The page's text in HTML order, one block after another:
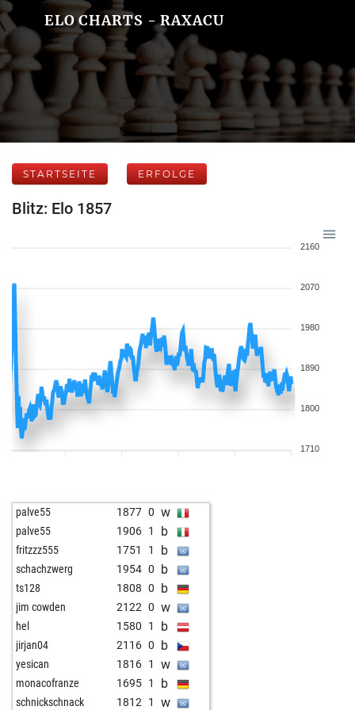
ELO CHARTS - RAXACU
STARTSEITE ERFOLGE
Blitz: Elo 1857
2160
2070
1980
1890
1800
1710
palve55 1877 0 w
palve55 1906 1 b
fritzzz555 1751 1 b
schachzwerg 1954 0 b
ts128 1808 0 b
jim cowden 2122 0 w
hel 1580 1 b
jirjan04 2116 0 b
yesican 1816 1 w
monacofranze 1695 1 b
schnickschnack 1812 1 w